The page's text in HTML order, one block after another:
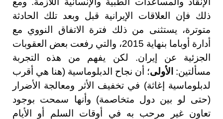
ذلك فإن العلاقات الإيرانية قبل وبعد تلك الحادثة
متوترة، يستثنى من ذلك فترة الاتفاق النووي مع
أدارة أوباما بنهاية 2015، والتي رفعت بعض العقوبات
الجزئية عن إيران. لكن يفهم من هذه التجربة
مسألتين: الأولى؛ أن نجاح الدبلوماسية (هنا هي أقرب
لدبلوماسية إغاثة) في تخفيف الأثر ومعالجة الأضرار
(حتى لو بين دول متخاصمة) وأنها سمحت بوجود
تعاون غير مرحب به في أوقات السلم أو الأيام